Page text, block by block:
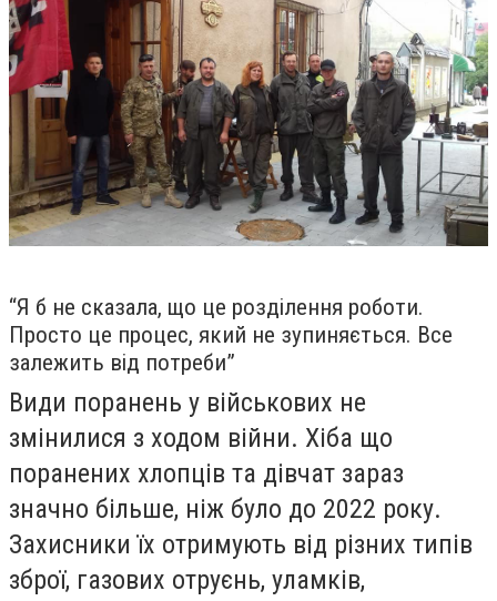
“Я б не сказала, що це розділення роботи.
Просто це процес, який не зупиняється. Все
залежить від потреби”
Види поранень у військових не
змінилися з ходом війни. Хіба що
поранених хлопців та дівчат зараз
значно більше, ніж було до 2022 року.
Захисники їх отримують від різних типів
зброї, газових отруєнь, уламків,